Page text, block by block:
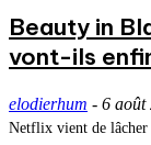
Beauty in
vont-ils
elodierhum - 6 août
Netflix vient de lâcher